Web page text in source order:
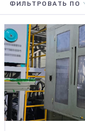
ФИЛЬТРОВАТЬ ПО